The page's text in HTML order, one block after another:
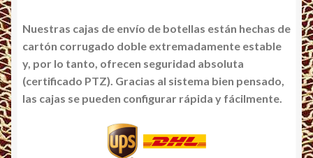
Nuestras cajas de envío de botellas están hechas de
cartón corrugado doble extremadamente estable
y, por lo tanto, ofrecen seguridad absoluta
(certificado PTZ). Gracias al sistema bien pensado,
las cajas se pueden configurar rápida y fácilmente.